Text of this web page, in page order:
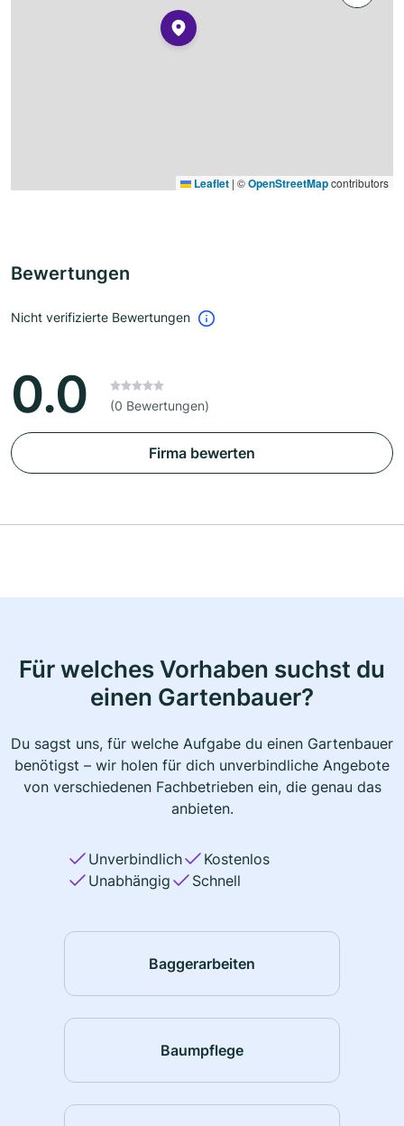
Leaflet | ©OpenStreetMapcontributors
Bewertungen
Nicht verifizierte Bewertungen
0.0 (0 Bewertungen)
Firma bewerten
Für welches Vorhaben suchst du
einen Gartenbauer?
Du sagst uns, für welche Aufgabe du einen Gartenbauer
benötigst – wir holen für dich unverbindliche Angebote
von verschiedenen Fachbetrieben ein, die genau das
anbieten.
Unverbindlich
Kostenlos
Unabhängig
Schnell
Baggerarbeiten
Baumpflege